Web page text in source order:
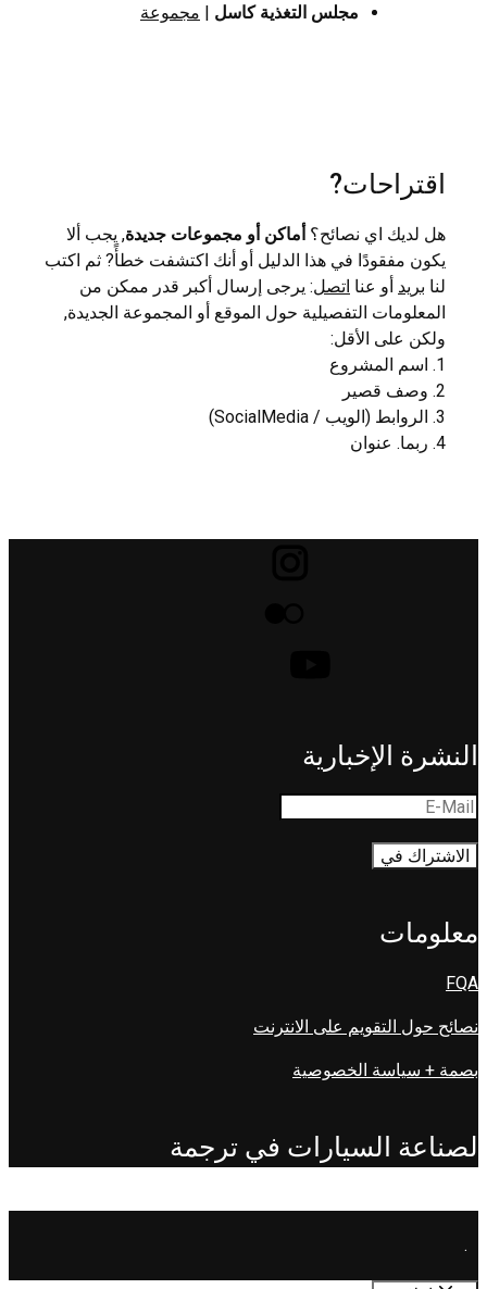
مجلس التغذية كاسل | مجموعة
اقتراحات?
هل لديك اي نصائح؟ أماكن أو مجموعات جديدة, يجب ألا
يكون مفقودًا في هذا الدليل أو أنك اكتشفت خطأً? ثم اكتب
لنا بريد أو عنا اتصل: يرجى إرسال أكبر قدر ممكن من
المعلومات التفصيلية حول الموقع أو المجموعة الجديدة,
ولكن على الأقل:
1. اسم المشروع
2. وصف قصير
3. الروابط (الويب / SocialMedia)
4. ربما. عنوان
النشرة الإخبارية
معلومات
FQA
نصائح حول التقويم على الانترنت
بصمة + سياسة الخصوصية
لصناعة السيارات في ترجمة
.